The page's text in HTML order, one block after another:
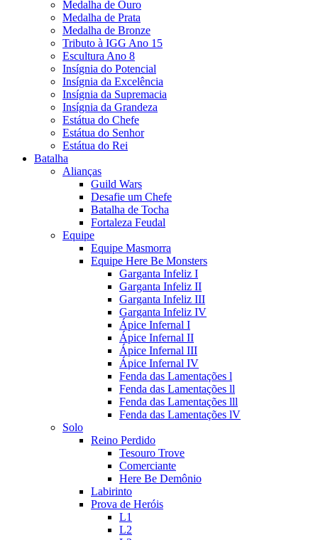
Medalha de Ouro
Medalha de Prata
Medalha de Bronze
Tributo à IGG Ano 15
Escultura Ano 8
Insígnia do Potencial
Insígnia da Excelência
Insígnia da Supremacia
Insígnia da Grandeza
Estátua do Chefe
Estátua do Senhor
Estátua do Rei
Batalha
Alianças
Guild Wars
Desafie um Chefe
Batalha de Tocha
Fortaleza Feudal
Equipe
Equipe Masmorra
Equipe Here Be Monsters
Garganta Infeliz I
Garganta Infeliz II
Garganta Infeliz III
Garganta Infeliz IV
Ápice Infernal I
Ápice Infernal II
Ápice Infernal III
Ápice Infernal IV
Fenda das Lamentações l
Fenda das Lamentações ll
Fenda das Lamentações lll
Fenda das Lamentações lV
Solo
Reino Perdido
Tesouro Trove
Comerciante
Here Be Demônio
Labirinto
Prova de Heróis
L1
L2